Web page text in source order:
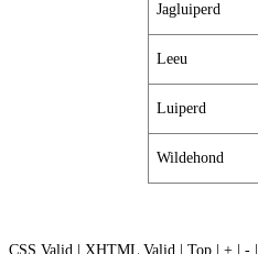
Jagluiperd
Leeu
Luiperd
Wildehond
CSS Valid XHTML Valid Top + -